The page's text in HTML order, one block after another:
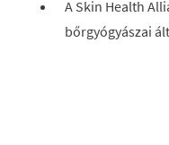
A Skin Health
bőrgyógyászai